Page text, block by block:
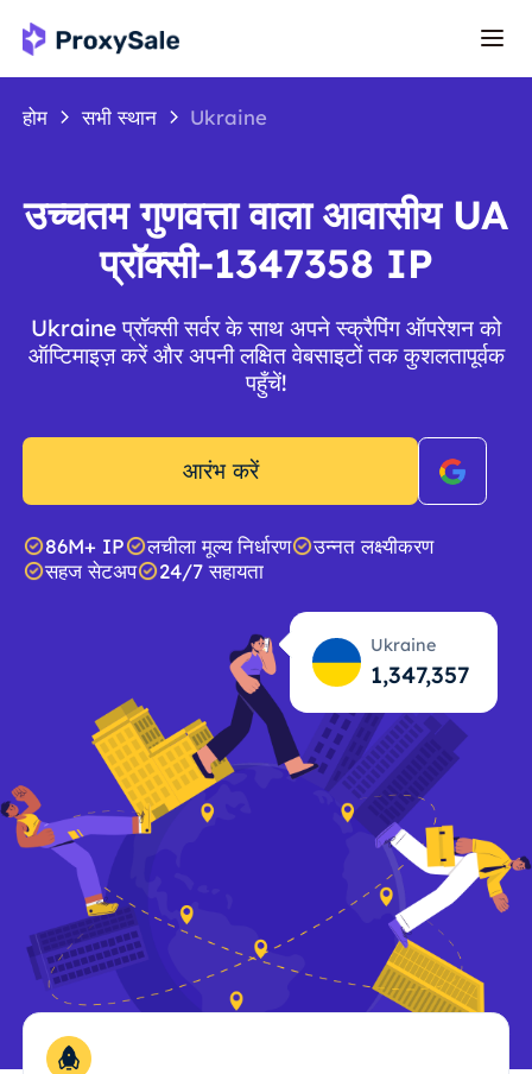
होम सभी स्थान Ukraine
उच्चतम गुणवत्ता वाला आवासीय UA
प्रॉक्सी-1347358 IP
Ukraine प्रॉक्सी सर्वर के साथ अपने स्क्रैपिंग ऑपरेशन को
ऑप्टिमाइज़ करें और अपनी लक्षित वेबसाइटों तक कुशलतापूर्वक
पहुँचें!
आरंभ करें
86M+ IP लचीला मूल्य निर्धारण
उन्नत लक्ष्यीकरण
सहज सेटअप
24/7 सहायता
Ukraine
1,347,358